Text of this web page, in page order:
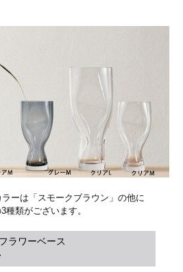
ーは「スモークブラウン」の他に
種類がございます。
ラワーベース